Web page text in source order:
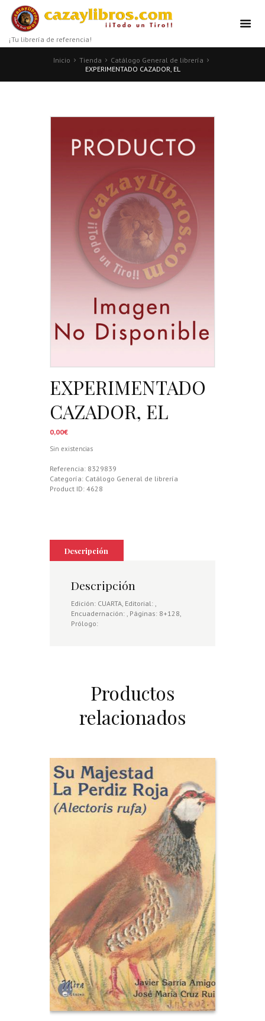
¡Tu librería de referencia!
Inicio Tienda
Catálogo General de librería
EXPERIMENTADO CAZADOR, EL
EXPERIMENTADO
CAZADOR, EL
0,00€
Sin existencias
Referencia: 8329839
Categoría: Catálogo General de librería
Product ID: 4628
Descripción
Descripción
Edición: CUARTA, Editorial: ,
Encuadernación: , Páginas: 8+128,
Prólogo:
Productos
relacionados